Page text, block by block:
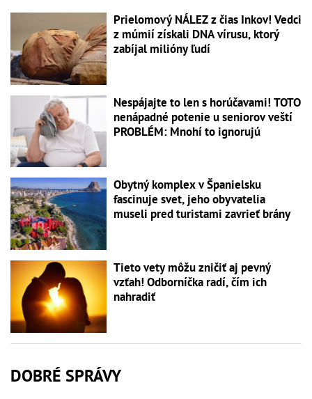
Prielomový NÁLEZ z čias Inkov! Vedci
z múmií získali DNA vírusu, ktorý
zabíjal milióny ľudí
Nespájajte to len s horúčavami! TOTO
nenápadné potenie u seniorov veští
PROBLÉM: Mnohí to ignorujú
Obytný komplex v Španielsku
fascinuje svet, jeho obyvatelia
museli pred turistami zavrieť brány
Tieto vety môžu zničiť aj pevný
vzťah! Odborníčka radí, čím ich
nahradiť
DOBRÉ SPRÁVY